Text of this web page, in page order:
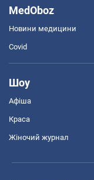
MedOboz
Новини медицини
Covid
Шоу
Афіша
Краса
Жіночий журнал